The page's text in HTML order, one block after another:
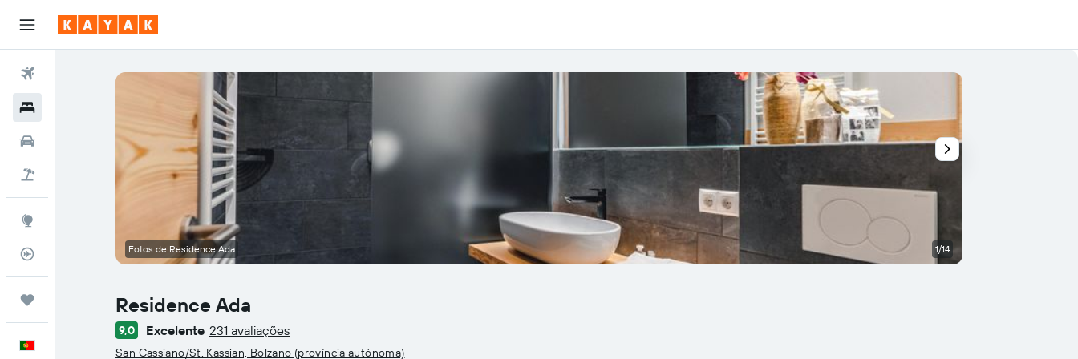
Monitorizador de voos
Residence Ada
Classificação: 0
9,0 Excelente 231 avaliações
San Cassiano/St. Kassian, Bolzano (província autónoma)
Fotos de Residence Ada 1/14